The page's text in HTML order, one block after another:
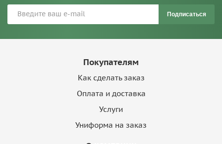
Подписаться
Покупателям
Как сделать заказ
Оплата и доставка
Услуги
Униформа на заказ